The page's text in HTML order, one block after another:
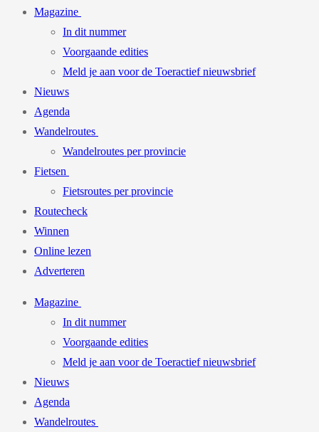
Magazine
In dit nummer
Voorgaande edities
Meld je aan voor de Toeractief nieuwsbrief
Nieuws
Agenda
Wandelroutes
Wandelroutes per provincie
Fietsen
Fietsroutes per provincie
Routecheck
Winnen
Online lezen
Adverteren
Magazine
In dit nummer
Voorgaande edities
Meld je aan voor de Toeractief nieuwsbrief
Nieuws
Agenda
Wandelroutes